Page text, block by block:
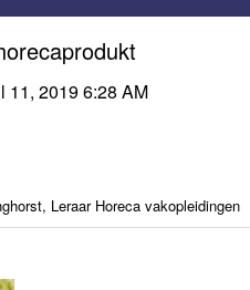
11, 2019 6:28 AM
Leraar Horeca vakopleidingen